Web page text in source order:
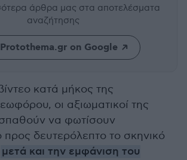
άρθρα μας στα αποτελέσματα
αναζήτησης
on Google
κατά μήκος της
οι αξιωματικοί της
να φωτίσουν
προς δευτερόλεπτο το σκηνικό
μετά και την εμφάνιση του